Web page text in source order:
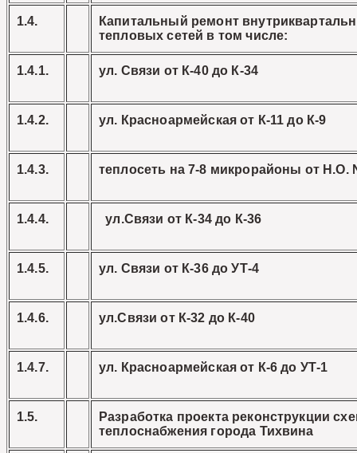
1.4.
Капитальный ремонт
тепловых сетей в том числе:
1.4.1. ул. Связи от К-40 до К-34
1.4.2. ул. Красноармейская от К-11 до К-9
1.4.3. теплосеть на 7-8 микрорайоны от Н.О.
1.4.4. ул.Связи от К-34 до К-36
1.4.5. ул. Связи от К-36 до УТ-4
1.4.6. ул.Связи от К-32 до К-40
1.4.7. ул. Красноармейская от К-6 до УТ-1
1.5.
Разработка проекта реконструкции
теплоснабжения города Тихвина